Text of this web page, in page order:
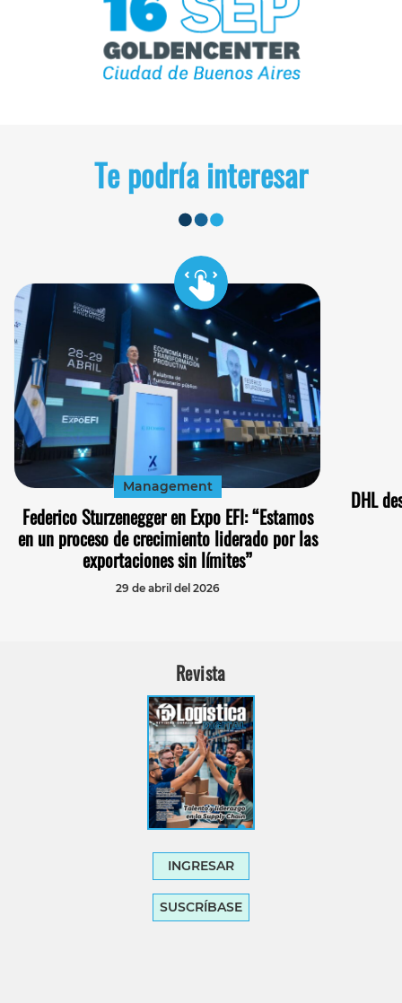
Te podría interesar
Management
Federico Sturzenegger en Expo EFI: “Estamos
en un proceso de crecimiento liderado por las
exportaciones sin límites”
29 de abril del 2026
DHL
Revista
INGRESAR
SUSCRÍBASE